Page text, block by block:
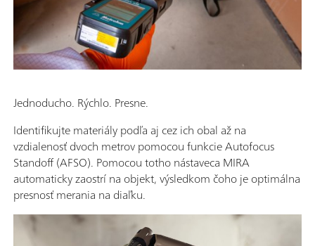
Jednoducho. Rýchlo. Presne.
Identifikujte materiály podľa aj cez ich obal až na
vzdialenosť dvoch metrov pomocou funkcie Autofocus
Standoff (AFSO). Pomocou totho nástaveca MIRA
automaticky zaostrí na objekt, výsledkom čoho je optimálna
presnosť merania na diaľku.